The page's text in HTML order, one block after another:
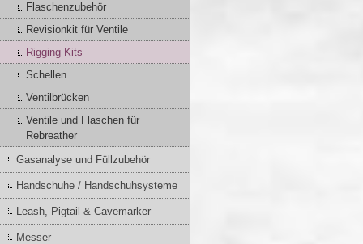
Flaschenzubehör
Revisionkit für Ventile
Rigging Kits
Schellen
Ventilbrücken
Ventile und Flaschen für
Rebreather
Gasanalyse und Füllzubehör
Handschuhe / Handschuhsysteme
Leash, Pigtail & Cavemarker
Messer